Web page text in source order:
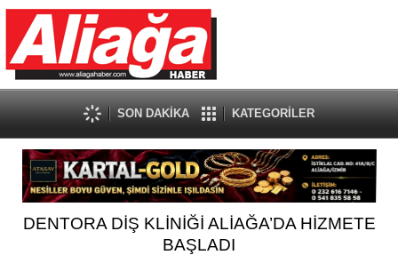
SON DAKİKA KATEGORİLER
DENTORA DİŞ KLİNİĞİ ALİAĞA’DA HİZMETE
BAŞLADI